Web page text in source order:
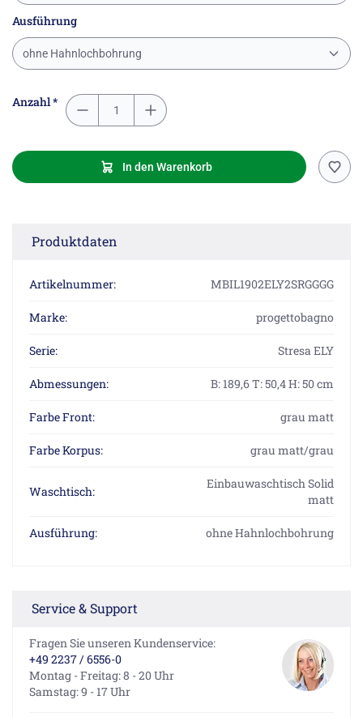
Ausführung
ohne Hahnlochbohrung
Anzahl *
In den Warenkorb
Produktdaten
Artikelnummer: MBIL1902ELY2SRGGGG
Marke: progettobagno
Serie: Stresa ELY
Abmessungen: B: 189,6 T: 50,4 H: 50 cm
Farbe Front: grau matt
Farbe Korpus: grau matt/grau
Waschtisch:
Einbauwaschtisch Solid
matt
Ausführung: ohne Hahnlochbohrung
Service & Support
Fragen Sie unseren Kundenservice:
+49 2237 / 6556-0
Montag - Freitag: 8 - 20 Uhr
Samstag: 9 - 17 Uhr